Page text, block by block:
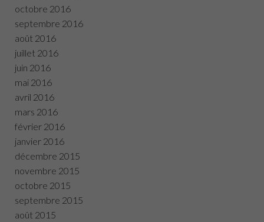
octobre 2016
septembre 2016
août 2016
juillet 2016
juin 2016
mai 2016
avril 2016
mars 2016
février 2016
janvier 2016
décembre 2015
novembre 2015
octobre 2015
septembre 2015
août 2015